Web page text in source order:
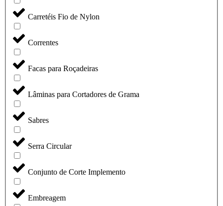
Carretéis Fio de Nylon
Correntes
Facas para Roçadeiras
Lâminas para Cortadores de Grama
Sabres
Serra Circular
Conjunto de Corte Implemento
Embreagem